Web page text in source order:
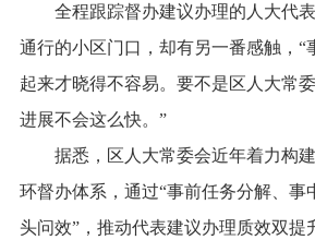
全程跟踪督办建议办理的人大代表
通行的小区门口，却有另一番感触，“
起来才晓得不容易。要不是区人大常
进展不会这么快。”
据悉，区人大常委会近年着力构建
环督办体系，通过“事前任务分解、事
头问效”，推动代表建议办理质效双提